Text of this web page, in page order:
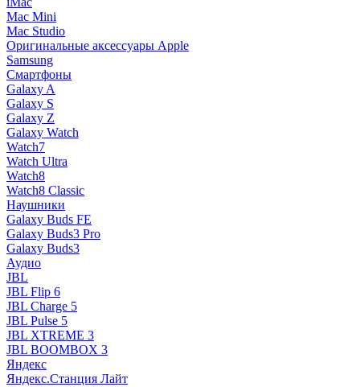
Mac Mini
Mac Studio
Оригинальные аксессуары Apple
Samsung
Смартфоны
Galaxy A
Galaxy S
Galaxy Z
Galaxy Watch
Watch7
Watch Ultra
Watch8
Watch8 Classic
Наушники
Galaxy Buds FE
Galaxy Buds3 Pro
Galaxy Buds3
Аудио
JBL
JBL Flip 6
JBL Charge 5
JBL Pulse 5
JBL XTREME 3
JBL BOOMBOX 3
Яндекс
Яндекс.Станция Лайт